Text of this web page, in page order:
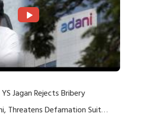
Jagan Rejects Bribery
Threatens Defamation Suit